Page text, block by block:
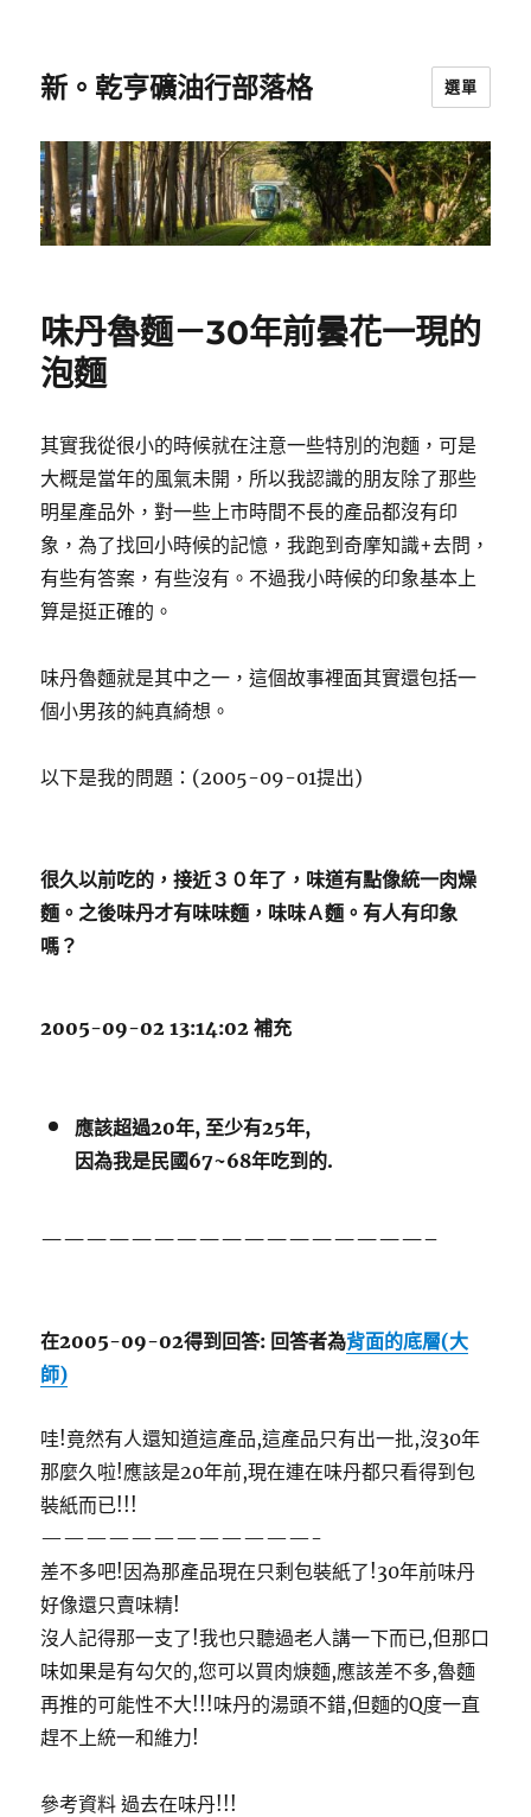
新。乾亨礦油行部落格 選單
味丹魯麵－30年前曇花一現的
泡麵
其實我從很小的時候就在注意一些特別的泡麵，可是
大概是當年的風氣未開，所以我認識的朋友除了那些
明星產品外，對一些上市時間不長的產品都沒有印
象，為了找回小時候的記憶，我跑到奇摩知識+去問，
有些有答案，有些沒有。不過我小時候的印象基本上
算是挺正確的。
味丹魯麵就是其中之一，這個故事裡面其實還包括一
個小男孩的純真綺想。
以下是我的問題：(2005-09-01提出)
很久以前吃的，接近３０年了，味道有點像統一肉燥
麵。 之後味丹才有味味麵，味味Ａ麵。有人有印象
嗎？
2005-09-02 13:14:02 補充
應該超過20年, 至少有25年,
因為我是民國67~68年吃到的.
—————————————————–
在2005-09-02得到回答: 回答者為背面的底層(大
師)
哇!竟然有人還知道這產品,這產品只有出一批,沒30年
那麼久啦!應該是20年前,現在連在味丹都只看得到包
裝紙而已!!!
————————————-
差不多吧!因為那產品現在只剩包裝紙了!30年前味丹
好像還只賣味精!
沒人記得那一支了!我也只聽過老人講一下而已,但那口
味如果是有勾欠的,您可以買肉焿麵,應該差不多,魯麵
再推的可能性不大!!!味丹的湯頭不錯,但麵的Q度一直
趕不上統一和維力!
參考資料 過去在味丹!!!